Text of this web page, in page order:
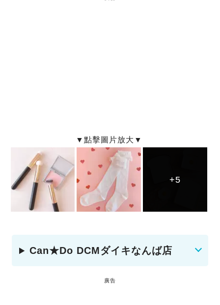
+5
+5
+5
Can★Do DCMダイキなんば店
廣告